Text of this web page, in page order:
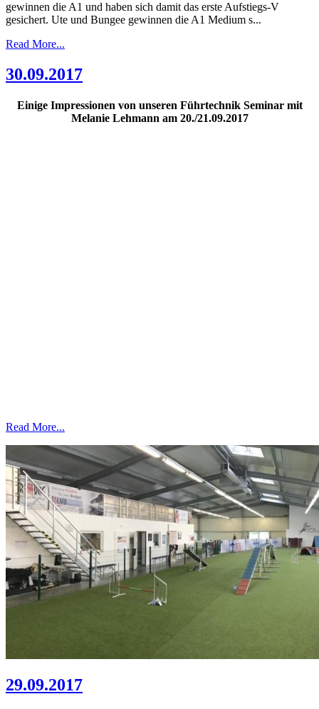
gewinnen die A1 und haben sich damit das erste Aufstiegs-V
gesichert. Ute und Bungee gewinnen die A1 Medium s...
Read More...
30.09.2017
Einige Impressionen von unseren Führtechnik Seminar mit
Melanie Lehmann am 20./21.09.2017
Read More...
29.09.2017